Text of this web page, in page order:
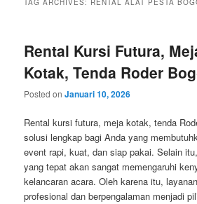
TAG ARCHIVES: RENTAL ALAT PESTA
Rental Kursi Futura,
Kotak, Tenda Roder
Posted onJanuari 10, 2026
Rental kursi futura, meja kotak, tenda
solusi lengkap bagi Anda yang
event rapi, kuat, dan siap pakai. Selain
yang tepat akan sangat memengaruhi
kelancaran acara. Oleh karena itu,
profesional dan berpengalaman menjadi